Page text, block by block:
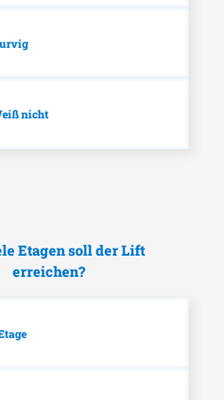
nicht
Etagen soll der Lift
erreichen?